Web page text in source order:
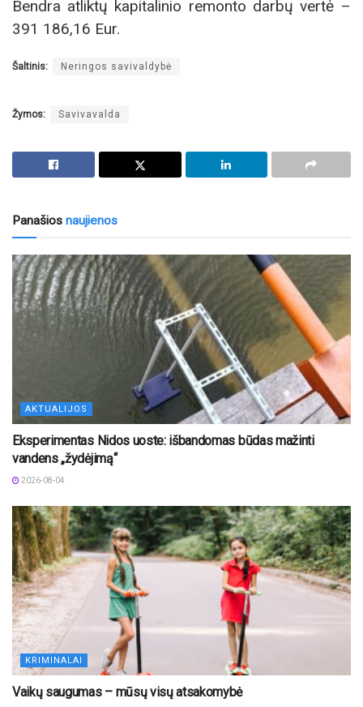
Bendra atliktų kapitalinio remonto darbų vertė –
391 186,16 Eur.
Šaltinis: Neringos savivaldybė
Žymos: Savivavalda
Panašios naujienos
AKTUALIJOS
Eksperimentas Nidos uoste: išbandomas būdas mažinti
vandens „žydėjimą“
2026-08-04
KRIMINALAI
Vaikų saugumas – mūsų visų atsakomybė